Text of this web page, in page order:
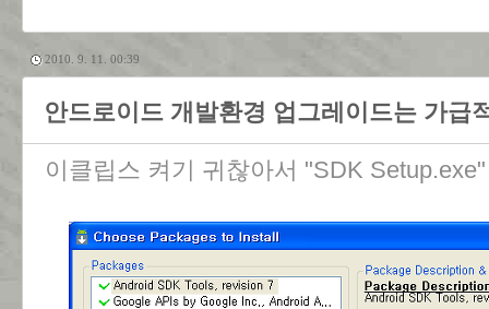
2010. 9. 11. 00:39
안드로이드 개발환경 업그레이드는 가급
이클립스 켜기 귀찮아서 "SDK